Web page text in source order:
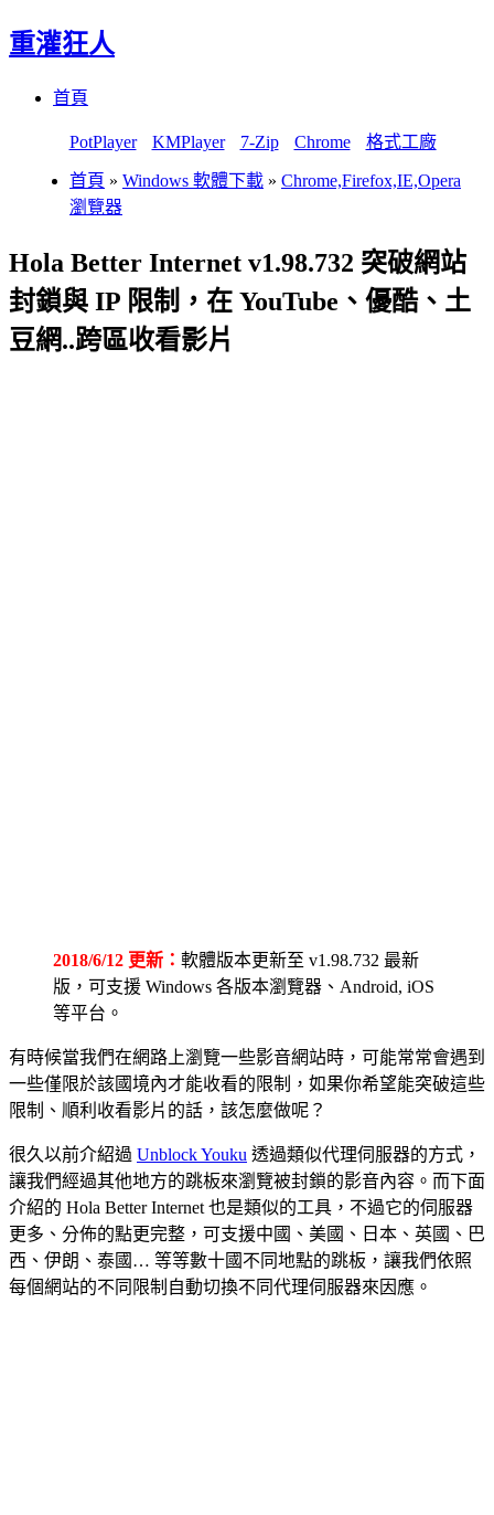
重灌狂人
首頁
PotPlayer KMPlayer 7-Zip Chrome 格式工廠
首頁 » Windows 軟體下載 » Chrome,Firefox,IE,Opera
瀏覽器
Hola Better Internet v1.98.732 突破網站
封鎖與 IP 限制，在 YouTube、優酷、土
豆網..跨區收看影片
2018/6/12 更新： 軟體版本更新至 v1.98.732 最新
版，可支援 Windows 各版本瀏覽器、Android, iOS
等平台。
有時候當我們在網路上瀏覽一些影音網站時，可能常常會遇到
一些僅限於該國境內才能收看的限制，如果你希望能突破這些
限制、順利收看影片的話，該怎麼做呢？
很久以前介紹過 Unblock Youku 透過類似代理伺服器的方式，
讓我們經過其他地方的跳板來瀏覽被封鎖的影音內容。而下面
介紹的 Hola Better Internet 也是類似的工具，不過它的伺服器
更多、分佈的點更完整，可支援中國、美國、日本、英國、巴
西、伊朗、泰國… 等等數十國不同地點的跳板，讓我們依照
每個網站的不同限制自動切換不同代理伺服器來因應。